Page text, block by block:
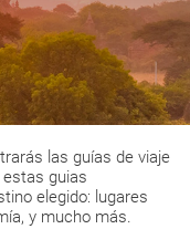
las guías de viaje
guias
elegido: lugares
y mucho más.